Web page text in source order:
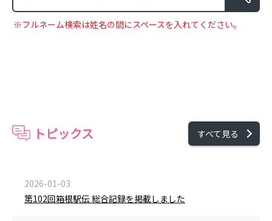
※フルネーム検索は姓名の間にスペースを入れてください。
トピックス すべて見る
2026-01-03
第102回箱根駅伝 総合記録を掲載しました